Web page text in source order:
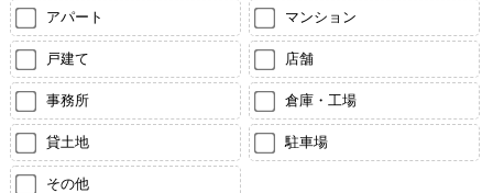
アパート マンション
戸建て 店舗
事務所 倉庫・工場
貸土地 駐車場
その他